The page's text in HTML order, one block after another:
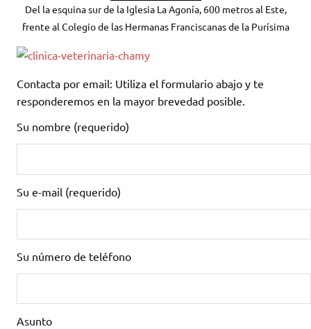
Del la esquina sur de la Iglesia La Agonía, 600 metros al Este,
frente al Colegio de las Hermanas Franciscanas de la Purísima
Contacta por email: Utiliza el formulario abajo y te
responderemos en la mayor brevedad posible.
Su nombre (requerido)
Su e-mail (requerido)
Su número de teléfono
Asunto